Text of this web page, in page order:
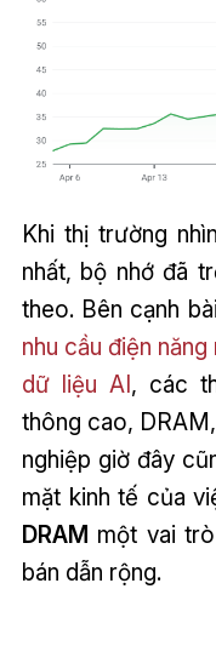
Khi thị trường
nhất, bộ nhớ đã
theo. Bên cạnh
nhu cầu điện
dữ liệu AI, các
thông cao,
nghiệp giờ đây
mặt kinh tế của
DRAM một vai
bán dẫn rộng.